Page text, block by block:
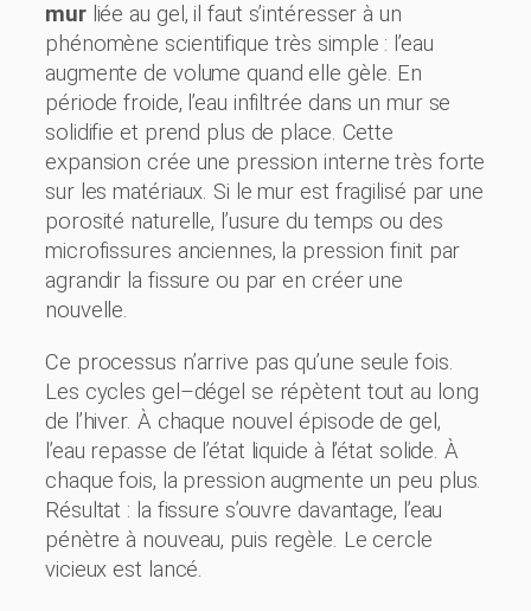
murliée au gel, il faut s’intéresser à un
phénomène scientifique très simple : l’eau
augmente de volume quand elle gèle. En
période froide, l’eau infiltrée dans un mur se
solidifie et prend plus de place. Cette
expansion crée une pression interne très forte
sur les matériaux. Si le mur est fragilisé par une
porosité naturelle, l’usure du temps ou des
microfissures anciennes, la pression finit par
agrandir la fissure ou par en créer une
nouvelle.
Ce processus n’arrive pas qu’une seule fois.
Les cycles gel–dégel se répètent tout au long
de l’hiver. À chaque nouvel épisode de gel,
l’eau repasse de l’état liquide à l’état solide. À
chaque fois, la pression augmente un peu plus.
Résultat : la fissure s’ouvre davantage, l’eau
pénètre à nouveau, puis regèle. Le cercle
vicieux est lancé.